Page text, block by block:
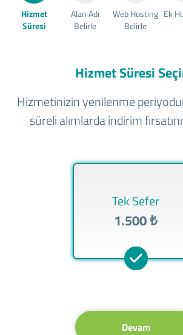
Hizmet
Süresi
Alan Adı
Belirle
Web Hosting
Belirle
Ek
Hizmet Süresi
Hizmetinizin yenilenme
süreli alımlarda indirim
Tek Sefer
1.500 ₺
Devam